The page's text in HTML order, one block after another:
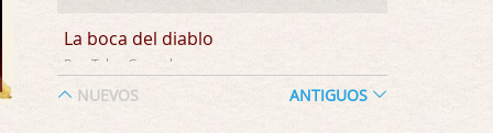
La boca del diablo
Por: Talan Gwynek
Pues eso: muertes aburridas y personajes p …
NUEVOS ANTIGUOS